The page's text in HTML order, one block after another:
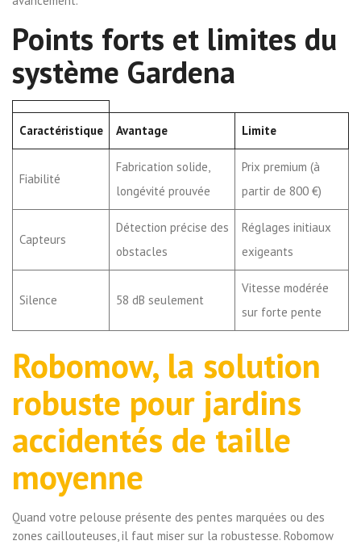
Points forts et limites du
système Gardena
Caractéristique Avantage Limite
Fiabilité
Fabrication solide,
longévité prouvée
Prix premium (à
partir de 800 €)
Capteurs
Détection précise des
obstacles
Réglages initiaux
exigeants
Silence 58 dB seulement
Vitesse modérée
sur forte pente
Robomow, la solution
robuste pour jardins
accidentés de taille
moyenne
Quand votre pelouse présente des pentes marquées ou des
zones caillouteuses, il faut miser sur la robustesse. Robomow